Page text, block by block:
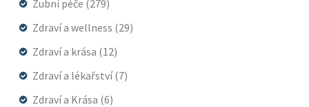
Zubní péče (279)
Zdraví a wellness (29)
Zdraví a krása (12)
Zdraví a lékařství(7)
Zdraví a Krása (6)